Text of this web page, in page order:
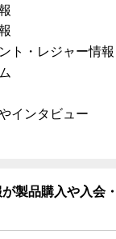
ト・レジャー情報
インタビュー
製品購入や入会